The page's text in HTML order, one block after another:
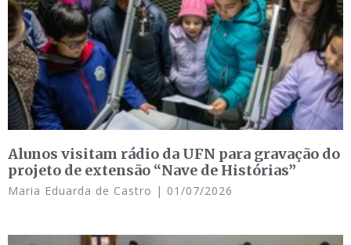
Alunos visitam rádio da UFN para gravação do
projeto de extensão “Nave de Histórias”
Maria Eduarda de Castro 01/07/2026